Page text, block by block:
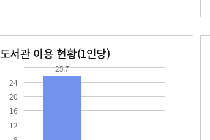
도서관 이용 현황(1인당)
12
16
20
24
25.7